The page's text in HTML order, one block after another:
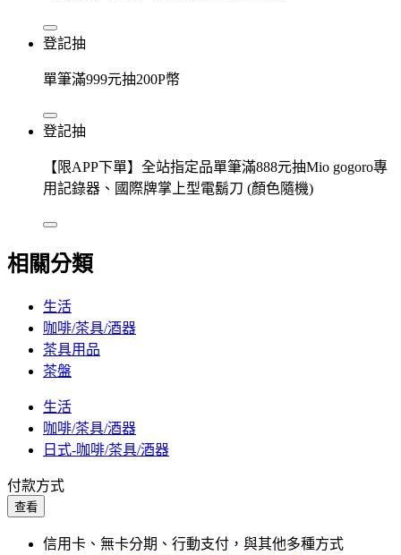
登記抽
單筆滿999元抽200P幣
登記抽
【限APP下單】全站指定品單筆滿888元抽Mio gogoro專
用記錄器、國際牌掌上型電鬍刀 (顏色隨機)
相關分類
生活
咖啡/茶具/酒器
茶具用品
茶盤
生活
咖啡/茶具/酒器
日式-咖啡/茶具/酒器
付款方式
查看
信用卡、無卡分期、行動支付，與其他多種方式